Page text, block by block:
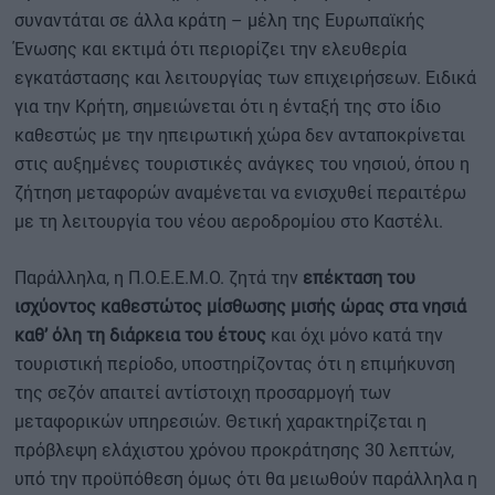
συναντάται σε άλλα κράτη – μέλη της Ευρωπαϊκής
Ένωσης και εκτιμά ότι περιορίζει την ελευθερία
εγκατάστασης και λειτουργίας των επιχειρήσεων. Ειδικά
για την Κρήτη, σημειώνεται ότι η ένταξή της στο ίδιο
καθεστώς με την ηπειρωτική χώρα δεν ανταποκρίνεται
στις αυξημένες τουριστικές ανάγκες του νησιού, όπου η
ζήτηση μεταφορών αναμένεται να ενισχυθεί περαιτέρω
με τη λειτουργία του νέου αεροδρομίου στο Καστέλι.
Παράλληλα, η Π.Ο.Ε.Ε.Μ.Ο. ζητά την επέκταση του
ισχύοντος καθεστώτος μίσθωσης μισής ώρας στα νησιά
καθ’ όλη τη διάρκεια του έτους και όχι μόνο κατά την
τουριστική περίοδο, υποστηρίζοντας ότι η επιμήκυνση
της σεζόν απαιτεί αντίστοιχη προσαρμογή των
μεταφορικών υπηρεσιών. Θετική χαρακτηρίζεται η
πρόβλεψη ελάχιστου χρόνου προκράτησης 30 λεπτών,
υπό την προϋπόθεση όμως ότι θα μειωθούν παράλληλα η